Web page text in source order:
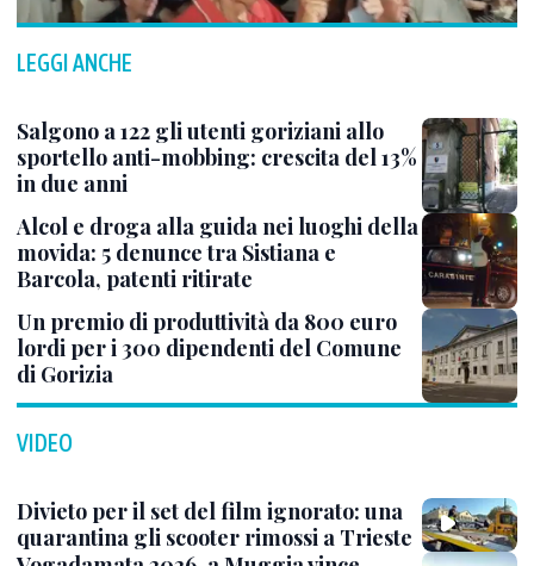
LEGGI ANCHE
Salgono a 122 gli utenti goriziani allo
sportello anti-mobbing: crescita del 13%
in due anni
Alcol e droga alla guida nei luoghi della
movida: 5 denunce tra Sistiana e
Barcola, patenti ritirate
Un premio di produttività da 800 euro
lordi per i 300 dipendenti del Comune
di Gorizia
VIDEO
Divieto per il set del film ignorato: una
quarantina gli scooter rimossi a Trieste